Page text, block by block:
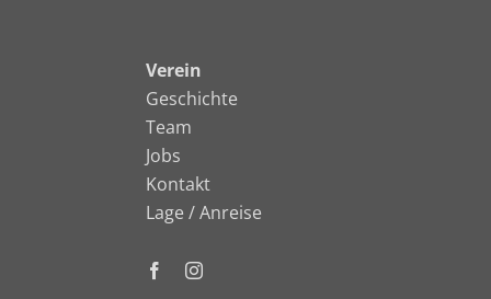
Verein
Geschichte
Team
Jobs
Kontakt
Lage / Anreise